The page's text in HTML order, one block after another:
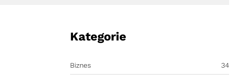
Kategorie
Biznes 34